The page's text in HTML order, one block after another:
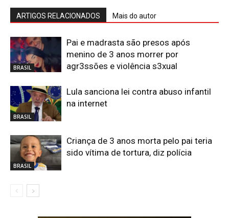
ARTIGOS RELACIONADOS Mais do autor
BRASIL
Pai e madrasta são presos após
menino de 3 anos morrer por
agr3ssões e violência s3xual
BRASIL
Lula sanciona lei contra abuso infantil
na internet
BRASIL
Criança de 3 anos morta pelo pai teria
sido vítima de tortura, diz polícia